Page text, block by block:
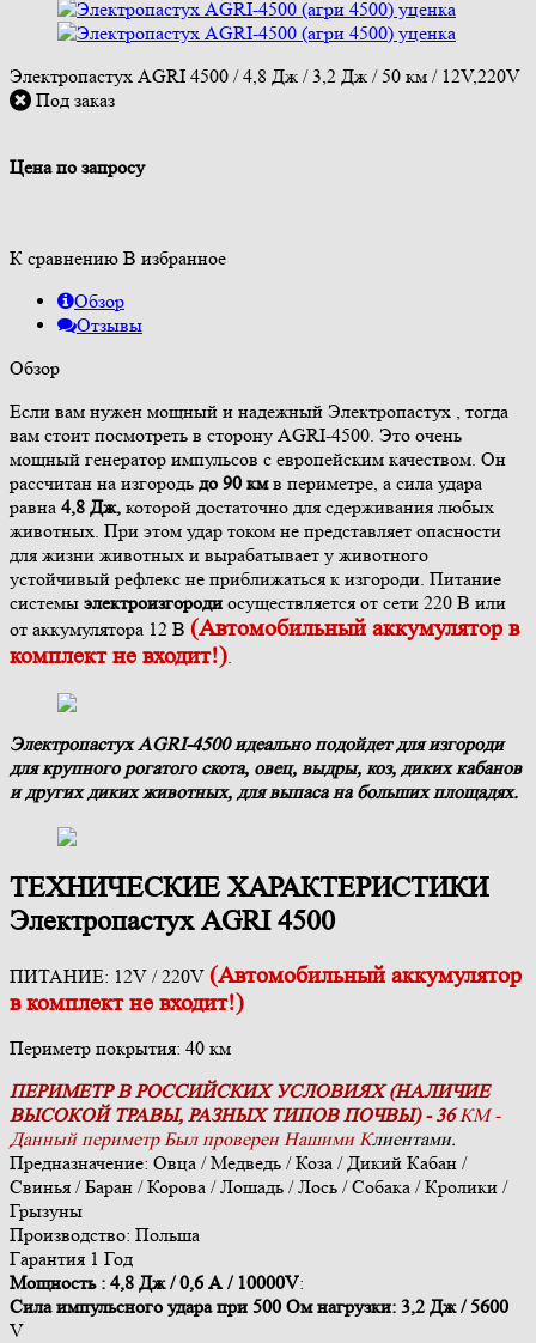
Электропастух AGRI 4500 / 4,8 Дж / 3,2 Дж / 50 км / 12V,220V
Под заказ
Цена по запросу
К сравнению В избранное
Обзор
Отзывы
Обзор
Если вам нужен мощный и надежный Электропастух , тогда
вам стоит посмотреть в сторону AGRI-4500. Это очень
мощный генератор импульсов с европейским качеством. Он
рассчитан на изгородь до 90 кмв периметре, а сила удара
равна 4,8 Дж, которой достаточно для сдерживания любых
животных. При этом удар током не представляет опасности
для жизни животных и вырабатывает у животного
устойчивый рефлекс не приближаться к изгороди. Питание
системы электроизгороди осуществляется от сети 220 В или
от аккумулятора 12 В (Автомобильный аккумулятор в
комплект не входит!).
Электропастух AGRI-4500 идеально подойдет для изгороди
для крупного рогатого скота, овец, выдры, коз, диких кабанов
и других диких животных, для выпаса на больших площадях.
ТЕХНИЧЕСКИЕ ХАРАКТЕРИСТИКИ
Электропастух AGRI 4500
ПИТАНИЕ: 12V / 220V (Автомобильный аккумулятор
в комплект не входит!)
Периметр покрытия: 40 км
ПЕРИМЕТР В РОССИЙСКИХ УСЛОВИЯХ (НАЛИЧИЕ
ВЫСОКОЙ ТРАВЫ, РАЗНЫХ ТИПОВ ПОЧВЫ) - 36 КМ -
Данный периметр Был проверен Нашими Клиентами.
Предназначение: Овца / Медведь / Коза / Дикий Кабан /
Свинья / Баран / Корова / Лошадь / Лось / Собака / Кролики /
Грызуны
Производство: Польша
Гарантия 1 Год
Мощность : 4,8 Дж / 0,6 А / 10000V:
Сила импульсного удара при 500 Ом нагрузки: 3,2 Дж / 5600
V